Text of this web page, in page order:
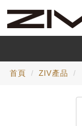
首頁 ZIV產品